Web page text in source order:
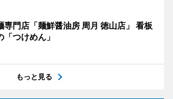
専門店「麺鮮醤油房 周月 徳山店」 看板
「つけめん」
もっと見る